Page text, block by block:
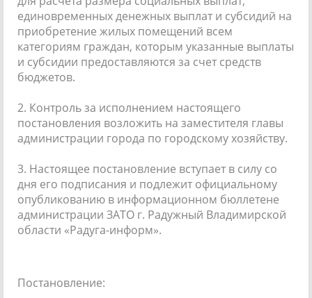
единовременных денежных выплат и субсидий на
приобретение жилых помещений всем
категориям граждан, которым указанные выплаты
и субсидии предоставляются за счет средств
бюджетов.
2. Контроль за исполнением настоящего
постановления возложить на заместителя главы
администрации города по городскому хозяйству.
3. Настоящее постановление вступает в силу со
дня его подписания и подлежит официальному
опубликованию в информационном бюллетене
администрации ЗАТО г. Радужный Владимирской
области «Радуга-информ».
Постановление: